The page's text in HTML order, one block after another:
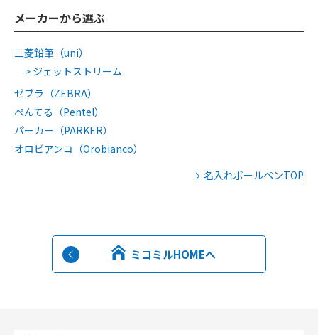
メーカーから選ぶ
三菱鉛筆（uni）
ジェットストリーム
ゼブラ（ZEBRA）
ぺんてる（Pentel）
パーカー（PARKER）
オロビアンコ（Orobianco）
名入れボールペンTOP
ミコミルHOMEへ